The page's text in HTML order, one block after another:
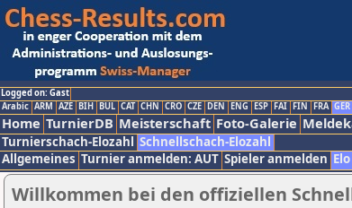
Logged on: Gast
Arabic ARM AZE BIH BUL CAT CHN CRO CZE DEN ENG ESP FAI FIN FRA GER
Home TurnierDB Meisterschaft Foto-Galerie
Turnierschach-Elozahl Schnellschach-Elozahl
Allgemeines Turnier anmelden: AUT Spieler anmelden
Willkommen bei den offiziellen